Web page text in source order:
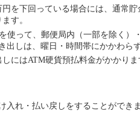
を下回っている場合には、通常
す。
使って、郵便局内（一部を除く
出しは、曜日・時間帯にかかわら
にはATM硬貨預払料金がかかりま
れ・払い戻しをすることができま